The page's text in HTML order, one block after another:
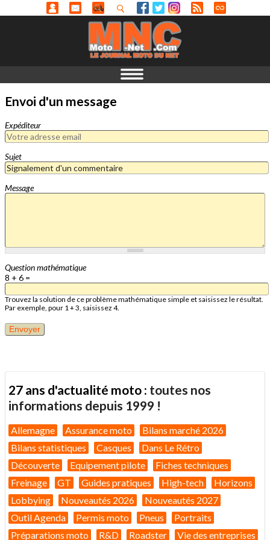
Envoi d'un message
Expéditeur
Sujet
Message
Question mathématique
8 + 6 =
Trouvez la solution de ce problème mathématique simple et saisissez le résultat.
Par exemple, pour 1 + 3, saisissez 4.
27 ans d'actualité moto : toutes nos
informations depuis 1999 !
Allemagne Assurance moto
Bilans marché 2026
Bilans statistiques
Casques
Dans Le Rétro
Découverte
Equipement pilote
Fiches techniques
Freinage
GT Guides pratiques High-tech
Horizons
Lobbying
Nouveautés 2026
Nouveautés 2027
Outil Agenda
Permis moto Pneus
Portraits
Préparations moto
R&D Roadster Vie des entreprises